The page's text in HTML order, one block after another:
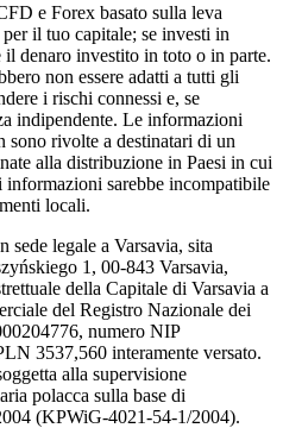
e Forex basato sulla leva
il tuo capitale; se investi in
denaro investito in toto o in parte.
non essere adatti a tutti gli
i rischi connessi e, se
indipendente. Le informazioni
sono rivolte a destinatari di un
alla distribuzione in Paesi in cui
sarebbe incompatibile
locali.
legale a Varsavia, sita
1, 00-843 Varsavia,
della Capitale di Varsavia a
del Registro Nazionale dei
numero NIP
3537,560 interamente versato.
alla supervisione
polacca sulla base di
(KPWiG-4021-54-1/2004).